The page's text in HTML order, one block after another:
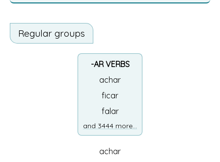
Regular groups
-AR VERBS
achar
ficar
falar
and 3444 more...
achar